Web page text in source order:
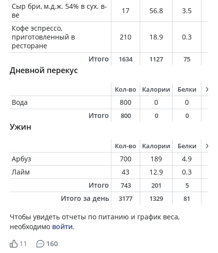
Сыр бри, м.д.ж. 54% в сух. в-
ве
17 56.8 3.5
Кофе эспрессо,
приготовленный в
ресторане
210 18.9 0.3
Итого 1634 1127 75
Дневной перекус
Кол-во Калории Белки
Вода 800 0 0
Итого
800 0 0
Ужин
Кол-во Калории Белки
Арбуз 700 189 4.9
Лайм
43 12.9 0.3
Итого
743 201 5
Итого за день 3177 1329 81
Чтобы увидеть отчеты по питанию и график веса,
необходимо войти.
11
160